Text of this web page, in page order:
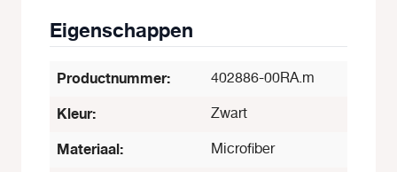
Eigenschappen
Productnummer: 402886-00RA.m
Kleur: Zwart
Materiaal: Microfiber